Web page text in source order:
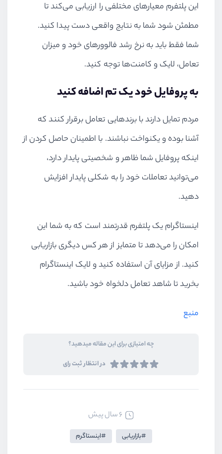
این پلتفرم معیارهای مختلفی را ارزیابی می‌کند تا
مطمئن شود شما به نتایج واقعی دست پیدا کنید.
شما فقط باید به نرخ رشد فالوورهای خود و میزان
تعامل، لایک و کامنت‌ها توجه کنید.
به پروفایل خود یک تم اضافه کنید
مردم تمایل دارند با برندهایی تعامل برقرار کنند که
آشنا بوده و یکنواخت نباشند. با اطمینان حاصل کردن از
اینکه پروفایل شما ظاهر و شخصیتی پایدار دارد،
می‌توانید تعاملات خود را به شکلی پایدار افزایش
دهید.
اینستاگرام یک پلتفرم قدرتمند است که به شما این
امکان را می‌دهد تا متمایز از هر کس دیگری بازاریابی
کنید. از مزایای آن استفاده کنید و لایک اینستاگرام
بخرید تا شاهد تعامل دلخواه خود باشید.
منبع
چه امتیازی برای این مقاله میدهید؟
در انتظار ثبت رای
6 سال پیش
بازاریابی اینستاگرم